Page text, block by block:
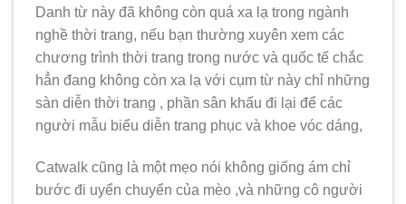
Danh từ này đã không còn quá xa lạ trong ngành
nghề thời trang, nếu bạn thường xuyên xem các
chương trình thời trang trong nước và quốc tế chắc
hẳn đang không còn xa lạ với cụm từ này chỉ những
sàn diễn thời trang , phần sân khấu đi lại để các
người mẫu biểu diễn trang phục và khoe vóc dáng,
Catwalk cũng là một mẹo nói không giống ám chỉ
bước đi uyển chuyển của mèo ,và những cô người